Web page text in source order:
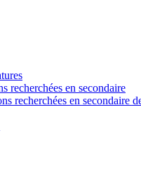
recherchées en secondaire
recherchées en secondaire